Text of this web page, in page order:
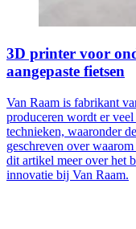
3D printer voor
aangepaste fietsen
Van Raam is fabrikant
produceren wordt er
technieken, waaronder
geschreven over
dit artikel meer over het
innovatie bij Van Raam.